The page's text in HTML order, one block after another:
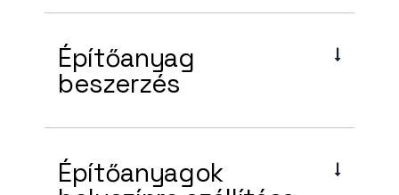
Építőanyag
beszerzés
Építőanyagok